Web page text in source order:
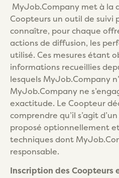
MyJob.Company met à la
Coopteurs un outil de suivi
connaître, pour chaque
actions de diffusion, les
utilisé. Ces mesures étant
informations recueillies
lesquels MyJob.Company
MyJob.Company ne
exactitude. Le Coopteur
comprendre qu’il s’agit
proposé optionnellement
techniques dont
responsable.
Inscription des Coopteurs